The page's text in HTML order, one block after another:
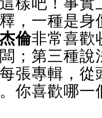
，一種是
倫非常喜歡
；第三種
張專輯，
。你喜歡哪一